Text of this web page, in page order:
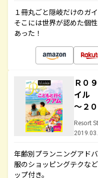
１冊丸ごと隠岐だけのガ
そこには世界が認めた個
あった！
Ｒ０
イル
～２
Resort
年齢別プランニングアド
服のショッピングテクな
ップ付き。